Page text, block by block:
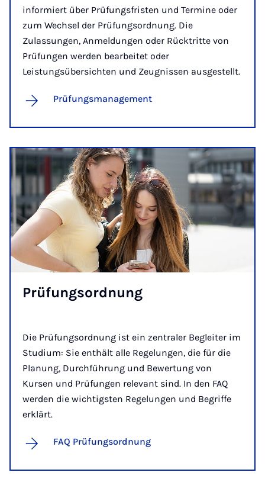
informiert über Prüfungsfristen und Termine oder
zum Wechsel der Prüfungsordnung. Die
Zulassungen, Anmeldungen oder Rücktritte von
Prüfungen werden bearbeitet oder
Leistungsübersichten und Zeugnissen ausgestellt.
Prüfungsmanagement
Prü­fungs­ord­nung
Die Prüfungsordnung ist ein zentraler Begleiter im
Studium: Sie enthält alle Regelungen, die für die
Planung, Durchführung und Bewertung von
Kursen und Prüfungen relevant sind. In den FAQ
werden die wichtigsten Regelungen und Begriffe
erklärt.
FAQ Prüfungsordnung